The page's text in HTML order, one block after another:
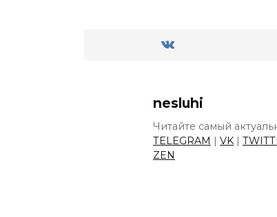
nesluhi
Читайте самый
TELEGRAM | VK |
ZEN